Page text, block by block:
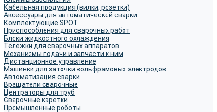
Кабельная продукция (вилки, розетки)
Аксессуары для автоматической сварки
Комплектующие SPOT
Приспособления для сварочных работ
Блоки жидкостного охлаждения
Тележки для сварочных аппаратов
Механизмы подачи и запчасти к ним
Дистанционное управление
Машинки для заточки вольфрамовых электродов
Автоматизация сварки
Вращатели сварочные
Центраторы для труб
Сварочные каретки
Промышленные роботы